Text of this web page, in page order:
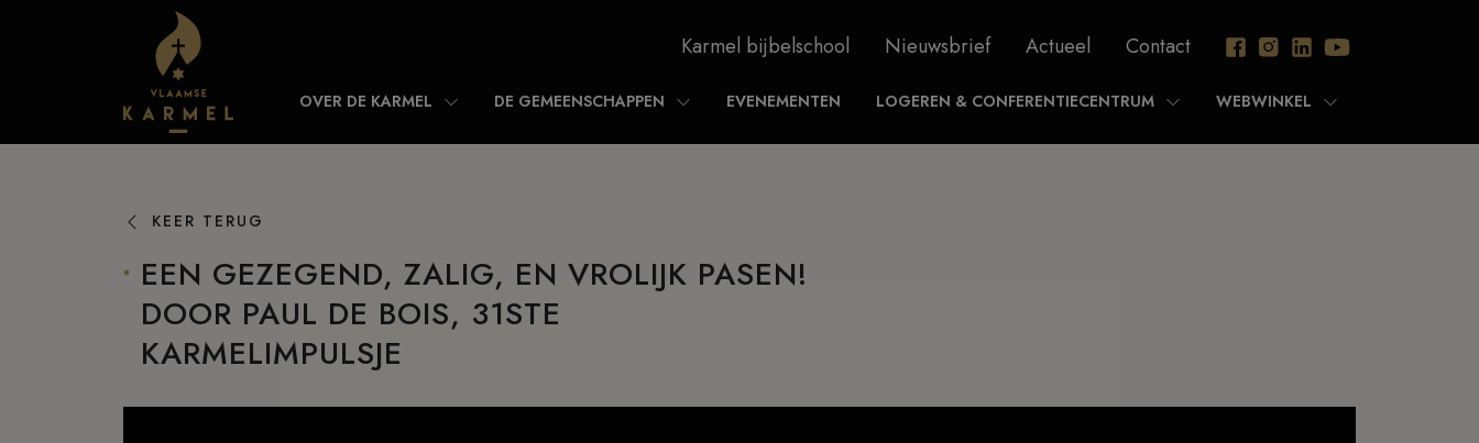
Karmel bijbelschool Nieuwsbrief Actueel Contact
OVER DE KARMEL DE GEMEENSCHAPPEN EVENEMENTEN LOGEREN & CONFERENTIECENTRUM WEBWINKEL
KEER TERUG
EEN GEZEGEND, ZALIG, EN VROLIJK PASEN!
DOOR PAUL DE BOIS, 31STE
KARMELIMPULSJE